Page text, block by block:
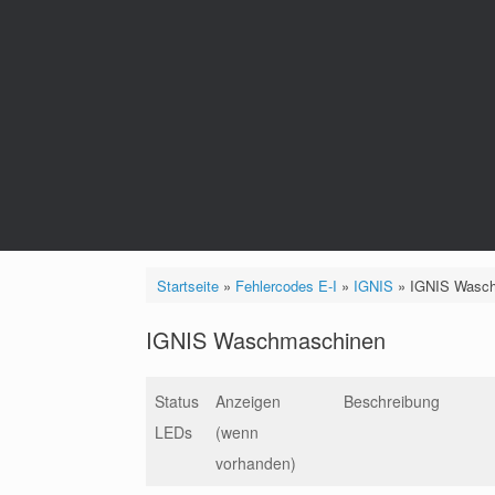
Startseite» Fehlercodes E-I » IGNIS » IGNIS
IGNIS Waschmaschinen
Status
LEDs
Anzeigen
(wenn
vorhanden)
Beschreibung